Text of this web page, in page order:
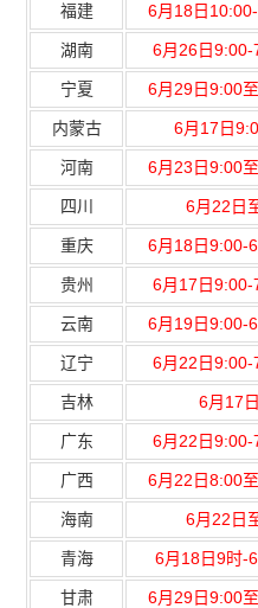
福建 6月18日
湖南 6月26日
宁夏 6月29日9:00
内蒙古 6月17日
河南 6月23日9:00
四川 6月22日
重庆 6月18日9:00-
贵州 6月17日
云南 6月19日9:00-
辽宁 6月22日
吉林 6月17
广东 6月22日
广西 6月22日8:00
海南 6月22日
青海 6月18日9时-
甘肃 6月29日9:00